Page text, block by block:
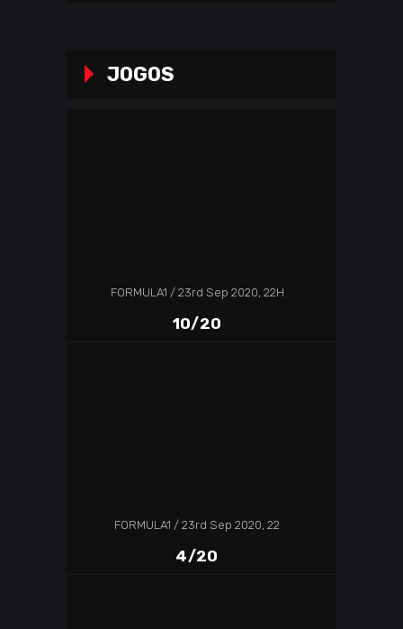
JOGOS
FORMULA1 23rd Sep 2020, 22H
10/20
FORMULA1 23rd Sep 2020, 22
4/20